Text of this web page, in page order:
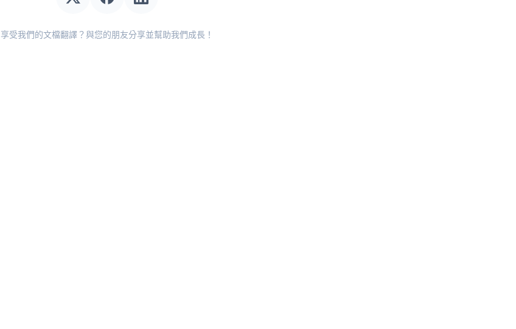
享受我們的文檔翻譯？與您的朋友分享並幫助我們成長！